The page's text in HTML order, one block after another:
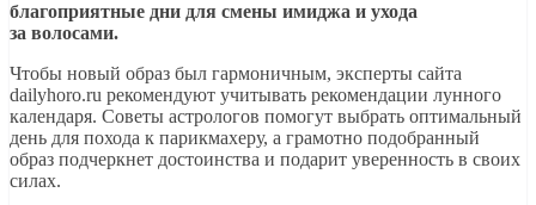
благоприятные дни для смены имиджа и ухода
за волосами.
Чтобы новый образ был гармоничным, эксперты сайта
dailyhoro.ru рекомендуют учитывать рекомендации лунного
календаря. Советы астрологов помогут выбрать оптимальный
день для похода к парикмахеру, а грамотно подобранный
образ подчеркнет достоинства и подарит уверенность в своих
силах.